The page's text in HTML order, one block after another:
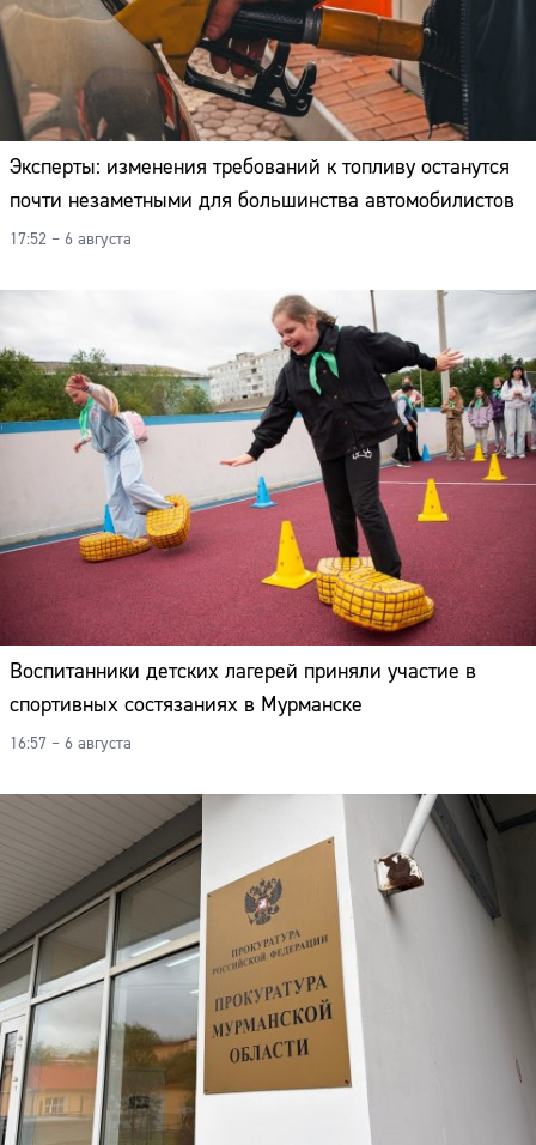
Эксперты: изменения требований к топливу останутся
почти незаметными для большинства автомобилистов
17:52 – 6 августа
Воспитанники детских лагерей приняли участие в
спортивных состязаниях в Мурманске
16:57 – 6 августа